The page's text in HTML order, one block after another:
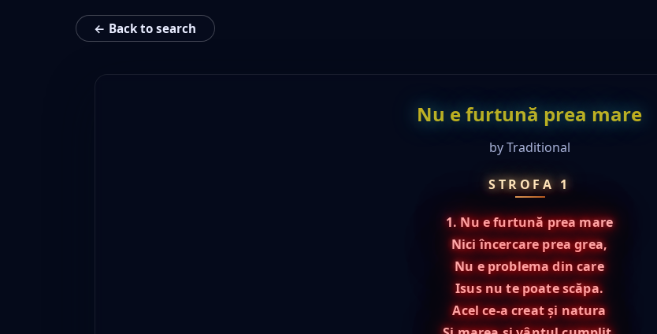
← Back to search
Nu e furtună prea mare
byTraditional
STROFA 1
1. Nu e furtună prea mare
Nici încercare prea grea,
Nu e problema din care
Isus nu te poate scăpa.
Acel ce-a creat și natura